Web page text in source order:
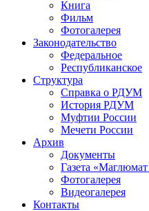
Книга
Фильм
Фотогалерея
Законодательство
Федеральное
Республиканское
Структура
Справка о РДУМ
История РДУМ
Муфтии России
Мечети России
Архив
Документы
Газета «Маглюмат
Фотогалерея
Видеогалерея
Контакты